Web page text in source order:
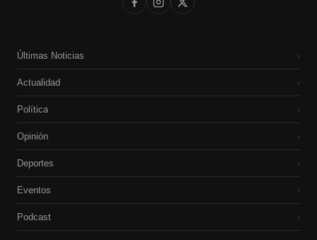
Últimas Noticias ›
Actualidad ›
Política ›
Opinión ›
Deportes ›
Eventos ›
Podcast ›